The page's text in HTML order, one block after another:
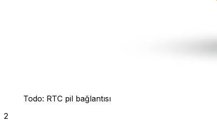
Todo: RTC pil bağlantısı
2